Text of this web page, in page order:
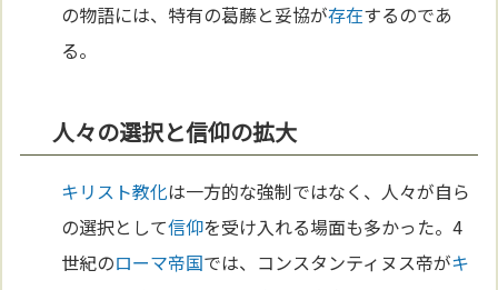
の物語には、特有の葛藤と妥協が存在するのであ
る。
人々の選択と信仰の拡大
キリスト教化は一方的な強制ではなく、人々が自ら
の選択として信仰を受け入れる場面も多かった。4
世紀のローマ帝国では、コンスタンティヌス帝がキ